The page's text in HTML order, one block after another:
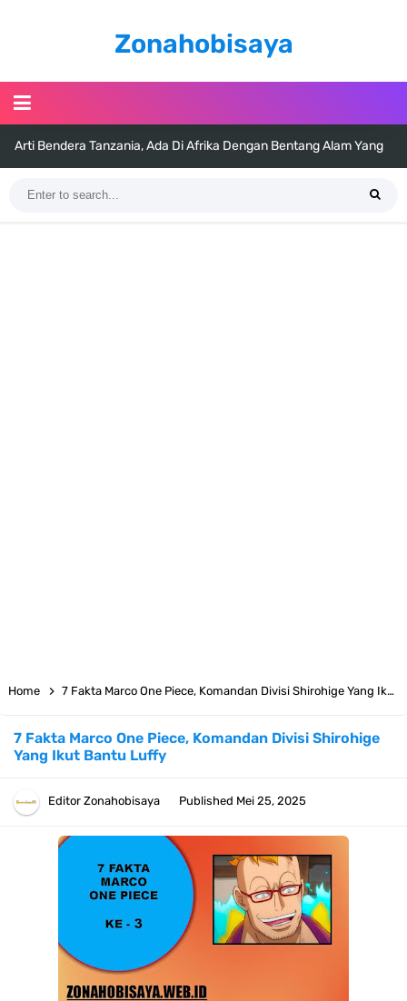
Zonahobisaya
Arti Bendera Tanzania, Ada Di Afrika Dengan Bentang Alam Yang
7 Fakta Franky One Piece, Pernah Dapat Tawaran Buah Iblis Mera
Mera No Mi
Profil Anwar Hafid, Politisi Yang Mernjadi Gubernur Provinsi Sulawesi
Tengah
Resep Pesmol Ikan Mas, Makanan Khas Sunda Dengan Rasa Yang
Home 7 Fakta Marco One Piece, Komandan Divisi Shirohige Yang Ikut Bantu Luffy
7 Fakta Marco One Piece, Komandan Divisi Shirohige
Yang Ikut Bantu Luffy
Editor Zonahobisaya Published Mei 25, 2025